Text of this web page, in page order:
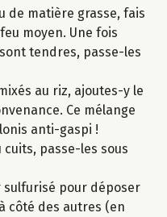
de matière grasse, fais
moyen. Une fois
tendres, passe-les
au riz, ajoutes-y le
Ce mélange
anti-gaspi !
passe-les sous
sulfurisé pour déposer
côté des autres (en